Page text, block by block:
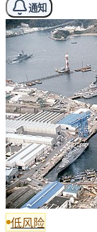
通知
低风险